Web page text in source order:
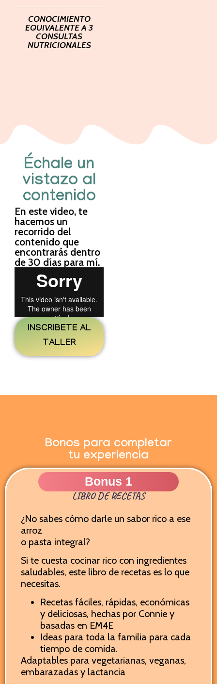
CONOCIMIENTO
EQUIVALENTE A 3
CONSULTAS
NUTRICIONALES
Échale un
vistazo al
contenido
En este video, te
hacemos un
recorrido del
contenido que
encontrarás dentro
de 30 días para mí.
INSCRIBETE AL
TALLER
Bonos para completar
tu experiencia
Bonus 1
LIBRO DE RECETAS
¿No sabes cómo darle un sabor rico a ese
arroz
o pasta integral?
Si te cuesta cocinar rico con ingredientes
saludables, este libro de recetas es lo que
necesitas.
Recetas fáciles, rápidas, económicas
y deliciosas, hechas por Connie y
basadas en EM4E
Ideas para toda la familia para cada
tiempo de comida.
Adaptables para vegetarianas, veganas,
embarazadas y lactancia